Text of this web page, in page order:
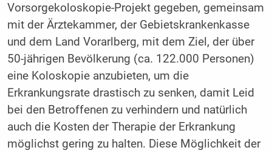
Vorsorgekoloskopie-Projekt gegeben, gemeinsam
mit der Ärztekammer, der Gebietskrankenkasse
und dem Land Vorarlberg, mit dem Ziel, der über
50-jährigen Bevölkerung (ca. 122.000 Personen)
eine Koloskopie anzubieten, um die
Erkrankungsrate drastisch zu senken, damit Leid
bei den Betroffenen zu verhindern und natürlich
auch die Kosten der Therapie der Erkrankung
möglichst gering zu halten. Diese Möglichkeit der